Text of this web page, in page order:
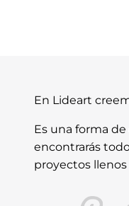
En Lideart
Es una forma
encontrarás
proyectos